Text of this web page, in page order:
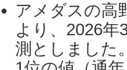
アメダスの高
より、2026
測としました